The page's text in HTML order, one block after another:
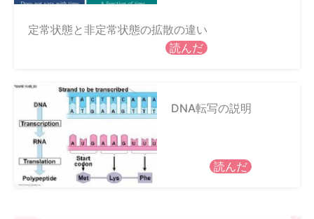
定常状態と非定常状態の拡散の違い
読んだ
DNA転写の説明
読んだ